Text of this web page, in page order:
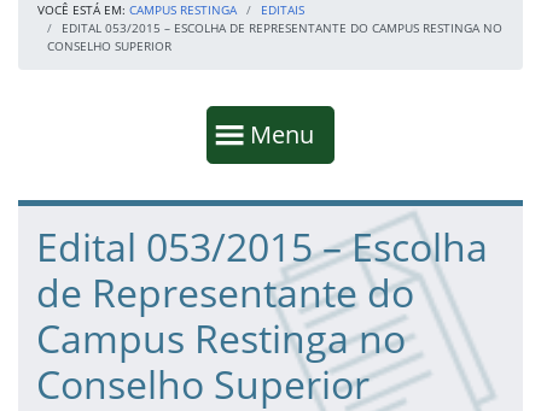
VOCÊ ESTÁ EM: CAMPUS RESTINGA
EDITAIS
EDITAL 053/2015 – ESCOLHA DE REPRESENTANTE DO CAMPUS RESTINGA NO
CONSELHO SUPERIOR
Mostrar
Menu
Fim da navegação
Início do conteúdo
Edital 053/2015 – Escolha
de Representante do
Campus Restinga no
Conselho Superior